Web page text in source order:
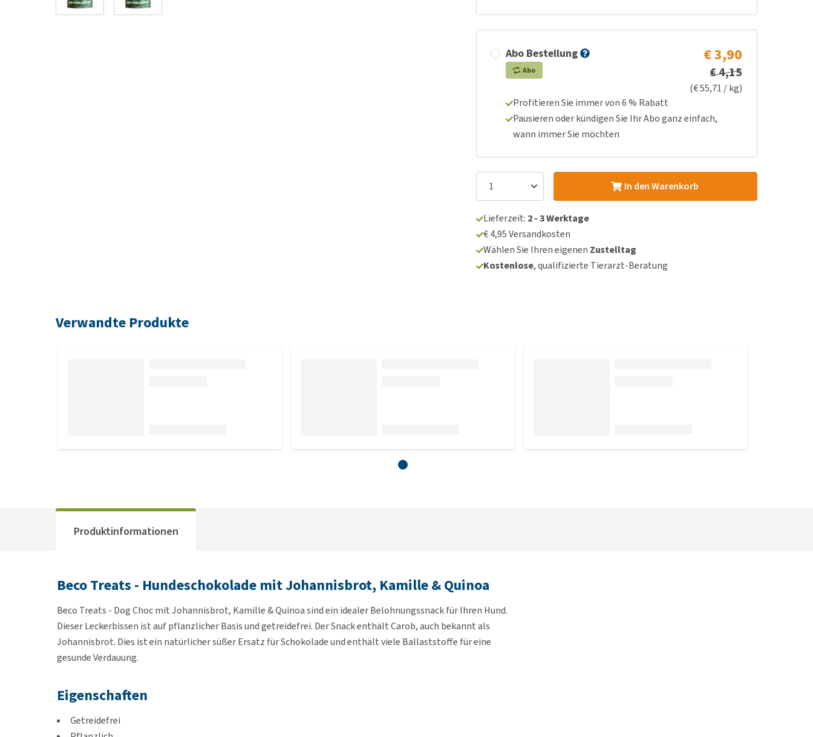
Abo Bestellung
Abo
€ 3,90
€ 4,15
(€ 55,71 / kg)
Profitieren Sie immer von 6 % Rabatt
Pausieren oder kündigen Sie Ihr Abo ganz einfach,
wann immer Sie möchten
In den Warenkorb
Lieferzeit: 2 - 3 Werktage
€ 4,95 Versandkosten
Wählen Sie Ihren eigenen Zustelltag
Kostenlose, qualifizierte Tierarzt-Beratung
Verwandte Produkte
Produktinformationen
Beco Treats - Hundeschokolade mit Johannisbrot, Kamille & Quinoa
Beco Treats - Dog Choc mit Johannisbrot, Kamille & Quinoa sind ein idealer Belohnungssnack für Ihren Hund.
Dieser Leckerbissen ist auf pflanzlicher Basis und getreidefrei. Der Snack enthält Carob, auch bekannt als
Johannisbrot. Dies ist ein natürlicher süßer Ersatz für Schokolade und enthält viele Ballaststoffe für eine
gesunde Verdauung.
Eigenschaften
Getreidefrei